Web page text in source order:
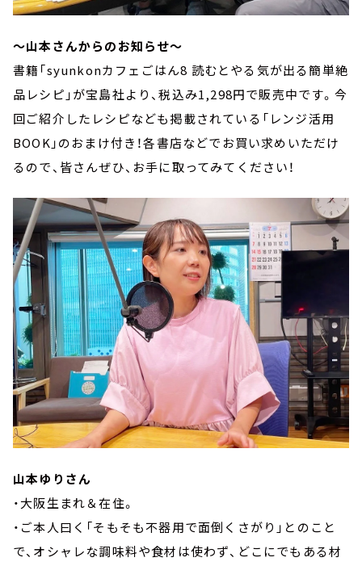
～山本さんからのお知らせ～
書籍「syunkonカフェごはん8 読むとやる気が出る簡単絶
品レシピ」が宝島社より、税込み1,298円で販売中です。今
回ご紹介したレシピなども掲載されている「レンジ活用
BOOK」のおまけ付き！各書店などでお買い求めいただけ
るので、皆さんぜひ、お手に取ってみてください！
山本ゆりさん
・大阪生まれ＆在住。
・ご本人曰く「そもそも不器用で面倒くさがり」とのこと
で、オシャレな調味料や食材は使わず、どこにでもある材